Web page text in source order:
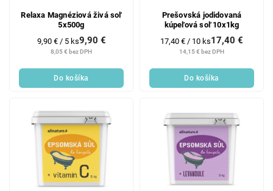
Relaxa Magnéziová živá soľ
5x500g
8,05 € bez DPH
9,90 €
Jednotková
cena:
9,90 € / 5 ks
Do košíka
Prešovská jodidovaná
kúpeľová soľ 10x1kg
14,15 € bez DPH
17,40 €
Jednotková
17,40 € / 10 ks
Do košíka